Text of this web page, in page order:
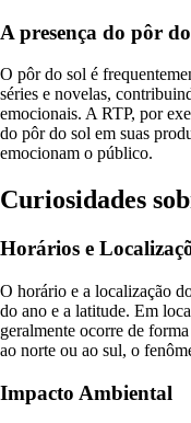
A presença do pôr
O pôr do sol é
séries e novelas,
emocionais. A RTP, por
do pôr do sol em suas
emocionam o público.
Curiosidades
Horários e
O horário e a localização
do ano e a latitude. Em
geralmente ocorre de
ao norte ou ao sul, o
Impacto Ambiental